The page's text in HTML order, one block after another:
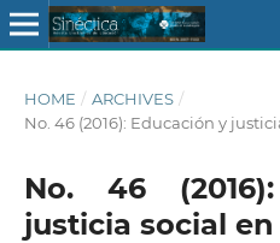
HOME / ARCHIVES /
No. 46 (2016): Educación y
No. 46
justicia social